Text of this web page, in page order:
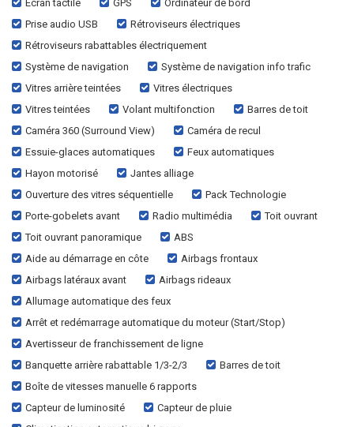
Écran tactile GPS
Ordinateur de bord
Prise audio USB
Rétroviseurs électriques
Rétroviseurs rabattables électriquement
Système de navigation
Système de navigation info trafic
Vitres arrière teintées
Vitres électriques
Vitres teintées
Volant multifonction
Barres de toit
Caméra 360 (Surround View)
Caméra de recul
Essuie-glaces automatiques
Feux automatiques
Hayon motorisé
Jantes alliage
Ouverture des vitres séquentielle
Pack Technologie
Porte-gobelets avant
Radio multimédia
Toit ouvrant
Toit ouvrant panoramique
ABS
Aide au démarrage en côte
Airbags frontaux
Airbags latéraux avant
Airbags rideaux
Allumage automatique des feux
Arrêt et redémarrage automatique du moteur (Start/Stop)
Avertisseur de franchissement de ligne
Banquette arrière rabattable 1/3-2/3
Barres de toit
Boîte de vitesses manuelle 6 rapports
Capteur de luminosité
Capteur de pluie